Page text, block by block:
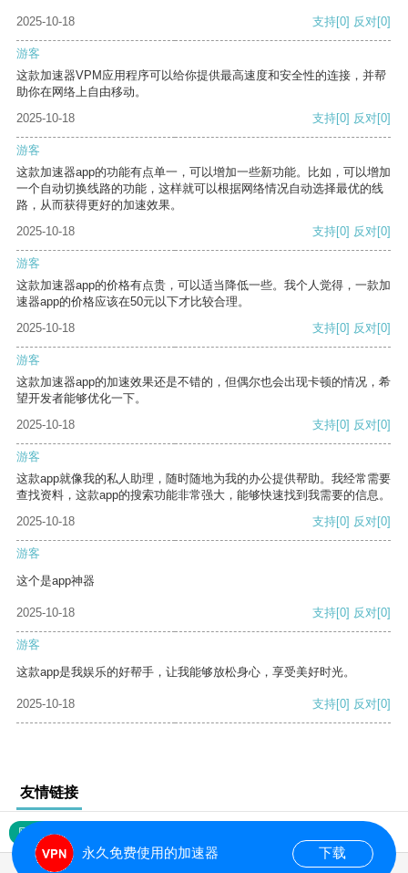
2025-10-18 支持[0] 反对[0]
游客
这款加速器VPM应用程序可以给你提供最高速度和安全性的连接，并帮
助你在网络上自由移动。
2025-10-18
支持[0] 反对[0]
游客
这款加速器app的功能有点单一，可以增加一些新功能。比如，可以增加
一个自动切换线路的功能，这样就可以根据网络情况自动选择最优的线
路，从而获得更好的加速效果。
2025-10-18
支持[0] 反对[0]
游客
这款加速器app的价格有点贵，可以适当降低一些。我个人觉得，一款加
速器app的价格应该在50元以下才比较合理。
2025-10-18
支持[0] 反对[0]
游客
这款加速器app的加速效果还是不错的，但偶尔也会出现卡顿的情况，希
望开发者能够优化一下。
2025-10-18
支持[0] 反对[0]
游客
这款app就像我的私人助理，随时随地为我的办公提供帮助。我经常需要
查找资料，这款app的搜索功能非常强大，能够快速找到我需要的信息。
2025-10-18
支持[0] 反对[0]
游客
这个是app神器
2025-10-18 支持[0] 反对[0]
游客
这款app是我娱乐的好帮手，让我能够放松身心，享受美好时光。
2025-10-18 支持[0] 反对[0]
友情链接
网站地图
永久免费使用的加速器 下载